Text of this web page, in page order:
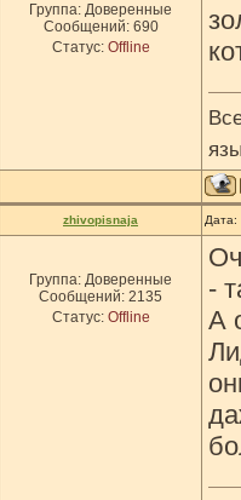
Группа: Доверенные
Сообщений: 690
Статус: Offline
zhivopisnaja Дата:
Группа: Доверенные
Сообщений: 2135
Статус: Offline
-
А